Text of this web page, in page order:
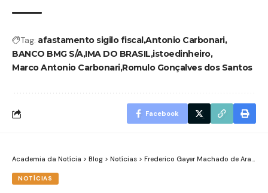
Tag: afastamento sigilo fiscal Antonio Carbonari
BANCO BMG S/AIMA DO BRASIL istoedinheiro
Marco Antonio CarbonariRomulo Gonçalves dos Santos
Facebook
Academia da Notícia > Blog > Notícias > Frederico Gayer Machado de Araujo – Dicas para ser um bom corretor de imóveis
NOTÍCIAS